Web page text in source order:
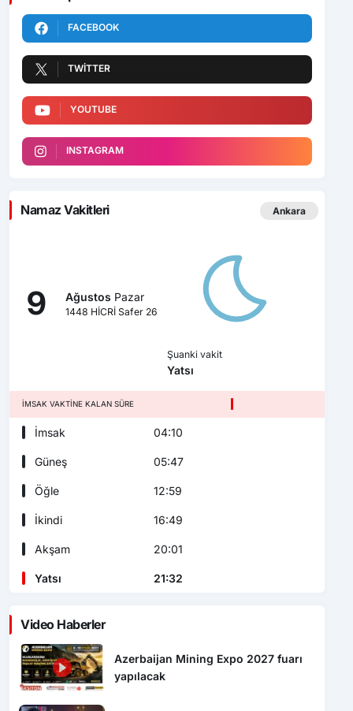
FACEBOOK
TWITTER
YOUTUBE
INSTAGRAM
Namaz Vakitleri Ankara
9 Ağustos Pazar
1448 HİCRİ Safer 26
Şuanki vakit
Yatsı
İMSAK VAKTINE KALAN SÜRE
İmsak 04:10
Güneş 05:47
Öğle 12:59
İkindi 16:49
Akşam 20:01
Yatsı 21:32
Video Haberler
Azerbaijan Mining Expo 2027 fuarı
yapılacak